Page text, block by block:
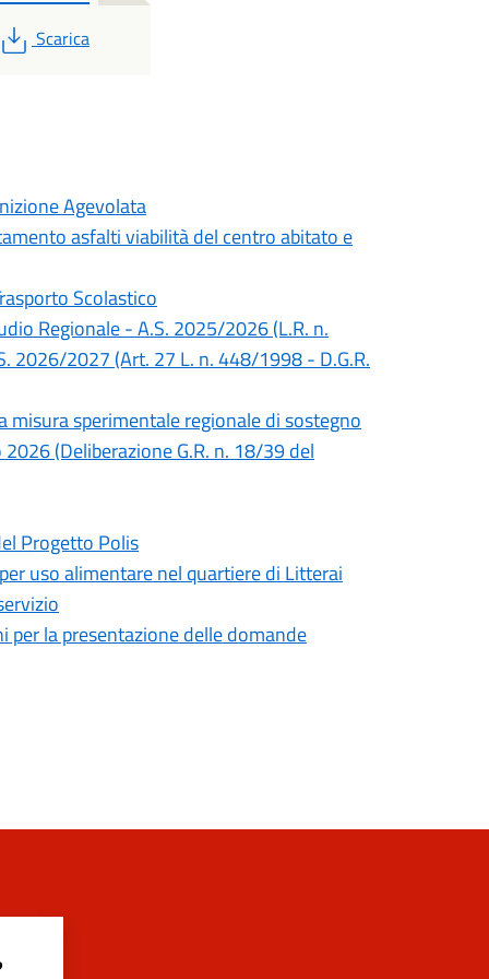
PDF
Scarica
Agevolata
asfalti viabilità del centro abitato e
Scolastico
Regionale - A.S. 2025/2026 (L.R. n.
2026/2027 (Art. 27 L. n. 448/1998 - D.G.R.
misura sperimentale regionale di sostegno
(Deliberazione G.R. n. 18/39 del
Progetto Polis
uso alimentare nel quartiere di Litterai
la presentazione delle domande